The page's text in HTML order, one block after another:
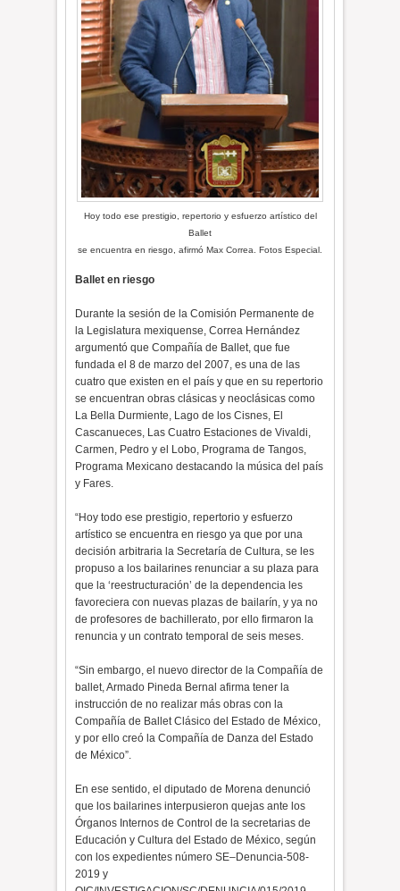
Hoy todo ese prestigio, repertorio y esfuerzo artístico del
Ballet
se encuentra en riesgo, afirmó Max Correa. Fotos Especial.
Ballet en riesgo
Durante la sesión de la Comisión Permanente de
la Legislatura mexiquense, Correa Hernández
argumentó que Compañía de Ballet, que fue
fundada el 8 de marzo del 2007, es una de las
cuatro que existen en el país y que en su repertorio
se encuentran obras clásicas y neoclásicas como
La Bella Durmiente, Lago de los Cisnes, El
Cascanueces, Las Cuatro Estaciones de Vivaldi,
Carmen, Pedro y el Lobo, Programa de Tangos,
Programa Mexicano destacando la música del país
y Fares.
“Hoy todo ese prestigio, repertorio y esfuerzo
artístico se encuentra en riesgo ya que por una
decisión arbitraria la Secretaría de Cultura, se les
propuso a los bailarines renunciar a su plaza para
que la ‘reestructuración’ de la dependencia les
favoreciera con nuevas plazas de bailarín, y ya no
de profesores de bachillerato, por ello firmaron la
renuncia y un contrato temporal de seis meses.
“Sin embargo, el nuevo director de la Compañía de
ballet, Armado Pineda Bernal afirma tener la
instrucción de no realizar más obras con la
Compañía de Ballet Clásico del Estado de México,
y por ello creó la Compañía de Danza del Estado
de México”.
En ese sentido, el diputado de Morena denunció
que los bailarines interpusieron quejas ante los
Órganos Internos de Control de la secretarias de
Educación y Cultura del Estado de México, según
con los expedientes número SE–Denuncia-508-
2019 y